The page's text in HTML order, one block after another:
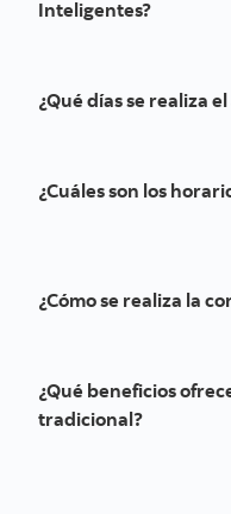
Inteligentes?
necesidad de esperar
¿Qué días se realiza
Lunes a viernes
¿Cuáles son los
¿Cómo se realiza la
¿Qué beneficios
tradicional?